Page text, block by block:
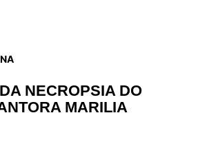
NECROPSIA DO
MARILIA